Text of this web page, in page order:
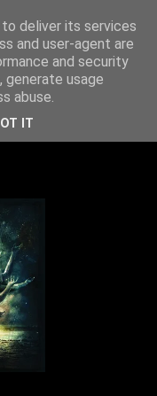
deliver its services
and user-agent are
and security
usage
abuse.
IT